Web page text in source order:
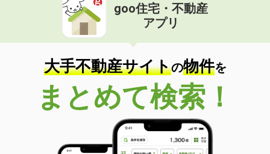
goo住宅・不動産
アプリ
大手不動産サイトの物件を
まとめて検索！